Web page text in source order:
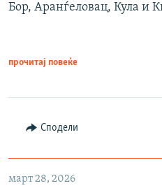
Бор, Аранѓеловац, Кула и
прочитај повеќе
Сподели
март 28, 2026